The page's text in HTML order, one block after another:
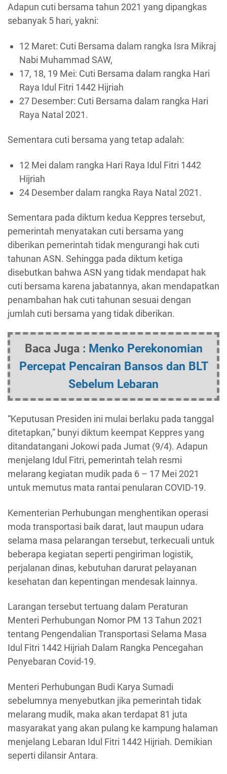
Adapun cuti bersama tahun 2021 yang dipangkas
sebanyak 5 hari, yakni:
12 Maret: Cuti Bersama dalam rangka Isra Mikraj
Nabi Muhammad SAW,
17, 18, 19 Mei: Cuti Bersama dalam rangka Hari
Raya Idul Fitri 1442 Hijriah
27 Desember: Cuti Bersama dalam rangka Hari
Raya Natal 2021.
Sementara cuti bersama yang tetap adalah:
12 Mei dalam rangka Hari Raya Idul Fitri 1442
Hijriah
24 Desember dalam rangka Raya Natal 2021.
Sementara pada diktum kedua Keppres tersebut,
pemerintah menyatakan cuti bersama yang
diberikan pemerintah tidak mengurangi hak cuti
tahunan ASN. Sehingga pada diktum ketiga
disebutkan bahwa ASN yang tidak mendapat hak
cuti bersama karena jabatannya, akan mendapatkan
penambahan hak cuti tahunan sesuai dengan
jumlah cuti bersama yang tidak diberikan.
Baca Juga : Menko Perekonomian
Percepat Pencairan Bansos dan BLT
Sebelum Lebaran
“Keputusan Presiden ini mulai berlaku pada tanggal
ditetapkan,” bunyi diktum keempat Keppres yang
ditandatangani Jokowi pada Jumat (9/4). Adapun
menjelang Idul Fitri, pemerintah telah resmi
melarang kegiatan mudik pada 6 – 17 Mei 2021
untuk memutus mata rantai penularan COVID-19.
Kementerian Perhubungan menghentikan operasi
moda transportasi baik darat, laut maupun udara
selama masa pelarangan tersebut, terkecuali untuk
beberapa kegiatan seperti pengiriman logistik,
perjalanan dinas, kebutuhan darurat pelayanan
kesehatan dan kepentingan mendesak lainnya.
Larangan tersebut tertuang dalam Peraturan
Menteri Perhubungan Nomor PM 13 Tahun 2021
tentang Pengendalian Transportasi Selama Masa
Idul Fitri 1442 Hijriah Dalam Rangka Pencegahan
Penyebaran Covid-19.
Menteri Perhubungan Budi Karya Sumadi
sebelumnya menyebutkan jika pemerintah tidak
melarang mudik, maka akan terdapat 81 juta
masyarakat yang akan pulang ke kampung halaman
menjelang Lebaran Idul Fitri 1442 Hijriah. Demikian
seperti dilansir Antara.